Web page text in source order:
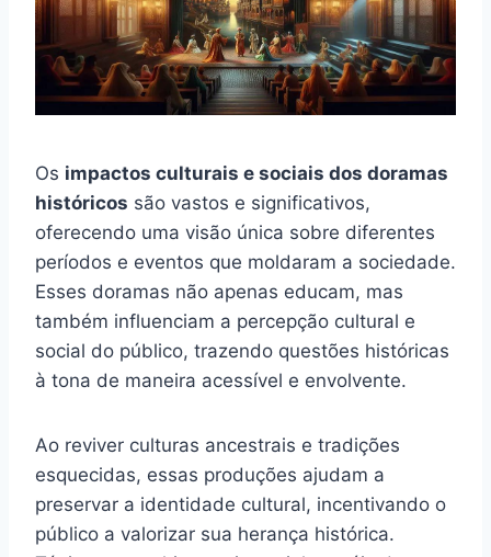
Os impactos culturais e sociais dos doramas
históricos são vastos e significativos,
oferecendo uma visão única sobre diferentes
períodos e eventos que moldaram a sociedade.
Esses doramas não apenas educam, mas
também influenciam a percepção cultural e
social do público, trazendo questões históricas
à tona de maneira acessível e envolvente.
Ao reviver culturas ancestrais e tradições
esquecidas, essas produções ajudam a
preservar a identidade cultural, incentivando o
público a valorizar sua herança histórica.